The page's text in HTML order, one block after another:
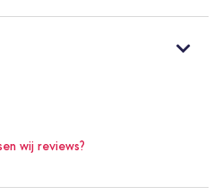
MN163ZM/A
bandje
wij reviews?